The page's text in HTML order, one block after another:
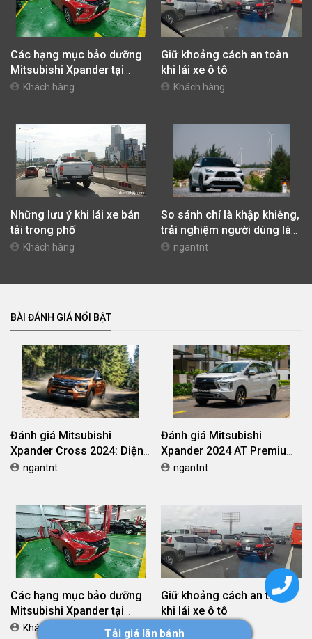
Đánh giá Mitsubishi
nhiều trang bị mới
Đánh giá Mitsubishi
Các hạng mục bảo dưỡng
Giữ khoảng cách an toàn
Những lưu ý khi lái xe bán
Khách hàng
So sánh chỉ là khập khiễng,
cơ sở uy tín để lựa chọn
Yaris Cross
ngantnt
BÀI ĐÁNH GIÁ NỔI BẬT
Đánh giá Mitsubishi
Đánh giá Mitsubishi
Tải giá lăn bánh